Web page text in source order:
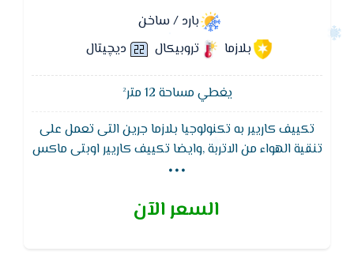
بارد / ساخن
بلازما
تروبيكال ديچيتال
يغطي مساحة 12 متر²
تكييف كاريير به تكنولوجيا بلازما جرين التى تعمل على
تنقية الهواء من الاتربة ,وايضا تكييف كاريير اوبتى ماكس
يتميز بوظيفة التنظيف الذاتى لجهاز التكييف لتجفيف
...
السعر الآن